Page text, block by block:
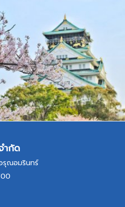
ำกัด
รุณอมรินทร์